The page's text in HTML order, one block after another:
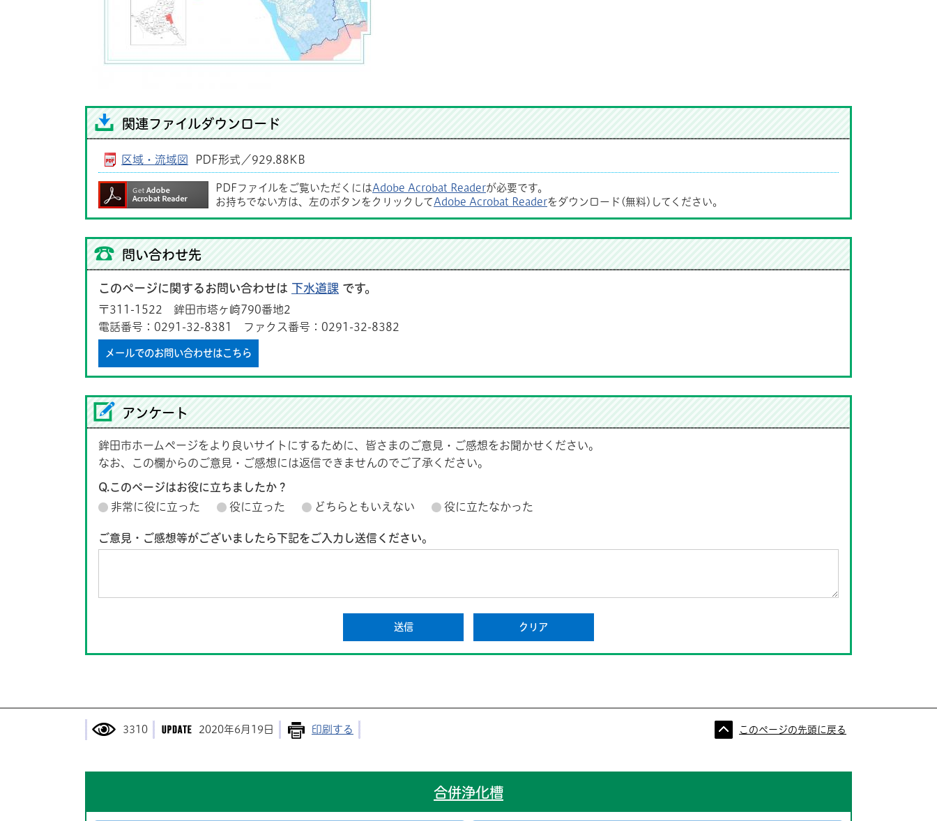
関連ファイルダウンロード
区域・流域図 PDF形式／929.88KB
PDFファイルをご覧いただくにはAdobe Acrobat Readerが必要です。
お持ちでない方は、左のボタンをクリックして Adobe Acrobat Readerをダウンロード(無料)してください。
問い合わせ先
このページに関するお問い合わせは 下水道課 です。
〒311-1522 鉾田市塔ヶ崎790番地2
電話番号：0291-32-8381 ファクス番号：0291-32-8382
メールでのお問い合わせはこちら
アンケート
鉾田市ホームページをより良いサイトにするために、皆さまのご意見・ご感想をお聞かせください。
なお、この欄からのご意見・ご感想には返信できませんのでご了承ください。
Q.このページはお役に立ちましたか？
非常に役に立った
役に立った どちらともいえない 役に立たなかった
ご意見・ご感想等がございましたら下記をご入力し送信ください。
3310 2020年6月19日 印刷する このページの先頭に戻る
合併浄化槽